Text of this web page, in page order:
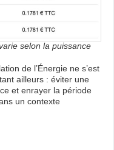
selon la puissance
de l’Énergie ne s’est
ailleurs : éviter une
et enrayer la période
un contexte